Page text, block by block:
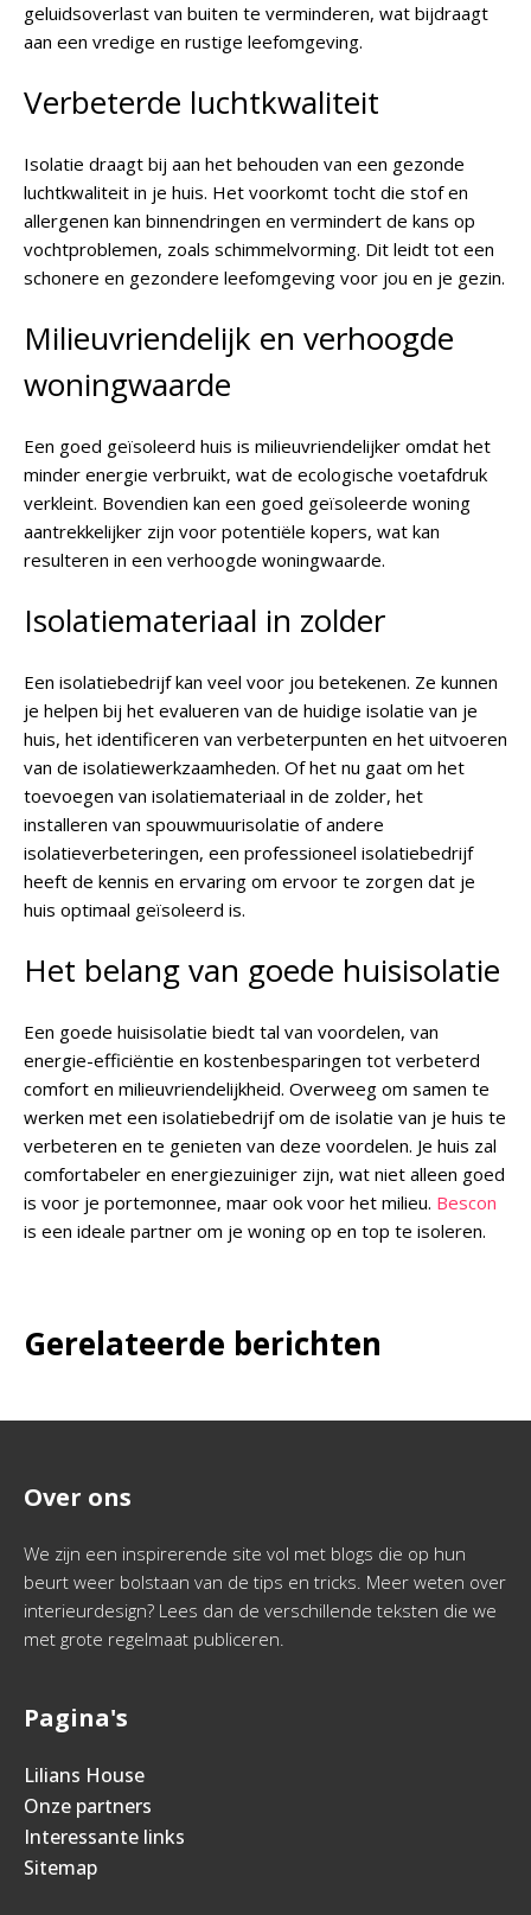
geluidsoverlast van buiten te verminderen, wat bijdraagt
aan een vredige en rustige leefomgeving.
Verbeterde luchtkwaliteit
Isolatie draagt bij aan het behouden van een gezonde
luchtkwaliteit in je huis. Het voorkomt tocht die stof en
allergenen kan binnendringen en vermindert de kans op
vochtproblemen, zoals schimmelvorming. Dit leidt tot een
schonere en gezondere leefomgeving voor jou en je gezin.
Milieuvriendelijk en verhoogde
woningwaarde
Een goed geïsoleerd huis is milieuvriendelijker omdat het
minder energie verbruikt, wat de ecologische voetafdruk
verkleint. Bovendien kan een goed geïsoleerde woning
aantrekkelijker zijn voor potentiële kopers, wat kan
resulteren in een verhoogde woningwaarde.
Isolatiemateriaal in zolder
Een isolatiebedrijf kan veel voor jou betekenen. Ze kunnen
je helpen bij het evalueren van de huidige isolatie van je
huis, het identificeren van verbeterpunten en het uitvoeren
van de isolatiewerkzaamheden. Of het nu gaat om het
toevoegen van isolatiemateriaal in de zolder, het
installeren van spouwmuurisolatie of andere
isolatieverbeteringen, een professioneel isolatiebedrijf
heeft de kennis en ervaring om ervoor te zorgen dat je
huis optimaal geïsoleerd is.
Het belang van goede huisisolatie
Een goede huisisolatie biedt tal van voordelen, van
energie-efficiëntie en kostenbesparingen tot verbeterd
comfort en milieuvriendelijkheid. Overweeg om samen te
werken met een isolatiebedrijf om de isolatie van je huis te
verbeteren en te genieten van deze voordelen. Je huis zal
comfortabeler en energiezuiniger zijn, wat niet alleen goed
is voor je portemonnee, maar ook voor het milieu. Bescon
is een ideale partner om je woning op en top te isoleren.
Gerelateerde berichten
Over ons
We zijn een inspirerende site vol met blogs die op hun
beurt weer bolstaan van de tips en tricks. Meer weten over
interieurdesign? Lees dan de verschillende teksten die we
met grote regelmaat publiceren.
Pagina's
Lilians House
Onze partners
Interessante links
Sitemap